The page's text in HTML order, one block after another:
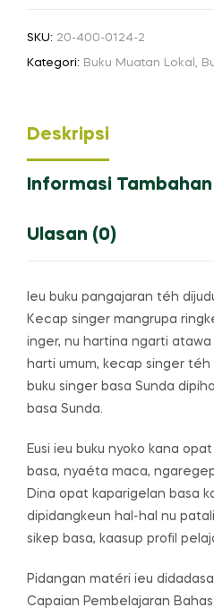
SD/MI
SKU: 20-400-0124-2
Kategori: Buku Muatan Lokal ,
Deskripsi
Informasi Tambahan
Ulasan (0)
Ieu buku pangajaran téh
Kecap singer mangrupa
inger, nu hartina ngarti
harti umum, kecap singer
buku singer basa Sunda
basa Sunda.
Eusi ieu buku nyoko kana
basa, nyaéta maca,
Dina opat kaparigelan basa
dipidangkeun hal-hal nu
sikep basa, kaasup profil
Pidangan matéri ieu
Capaian Pembelajaran